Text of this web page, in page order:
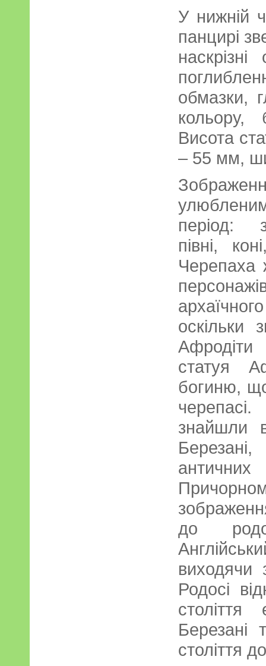
У нижній
панцирі
обмазки,
кольору,
Висота
– 55 мм,
період:
півні,
Черепаха
оскільки
статуя
богиню,
знайшли
до
виходячи
Родосі
Березані
століття